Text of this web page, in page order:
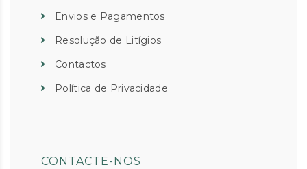
Envios e Pagamentos
Resolução de Litígios
Contactos
Política de Privacidade
CONTACTE-NOS